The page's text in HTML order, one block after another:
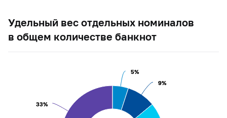
Удельный вес отдельных номиналов
в общем количестве банкнот
5%
5%
9%
9%
33%
33%